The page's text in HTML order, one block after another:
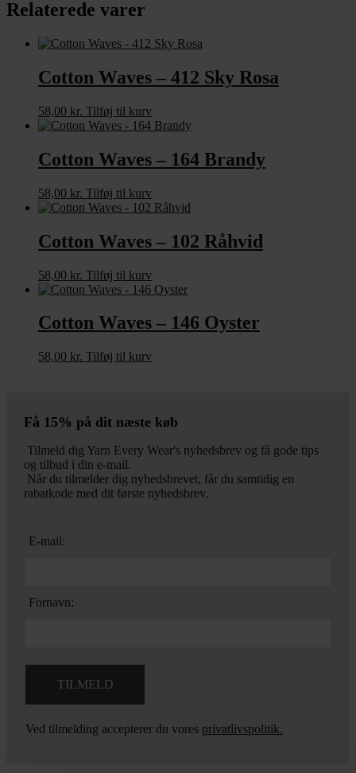
Relaterede varer
Cotton Waves – 412 Sky Rosa
58,00 kr. Tilføj til kurv
Cotton Waves – 164 Brandy
58,00 kr. Tilføj til kurv
Cotton Waves – 102 Råhvid
58,00 kr. Tilføj til kurv
Cotton Waves – 146 Oyster
58,00 kr. Tilføj til kurv
Få 15% på dit næste køb
Tilmeld dig Yarn Every Wear's nyhedsbrev og få gode tips
og tilbud i din e-mail.
Når du tilmelder dig nyhedsbrevet, får du samtidig en
rabatkode med dit første nyhedsbrev.
E-mail:
Fornavn:
Ved tilmelding accepterer du vores privatlivspolitik.